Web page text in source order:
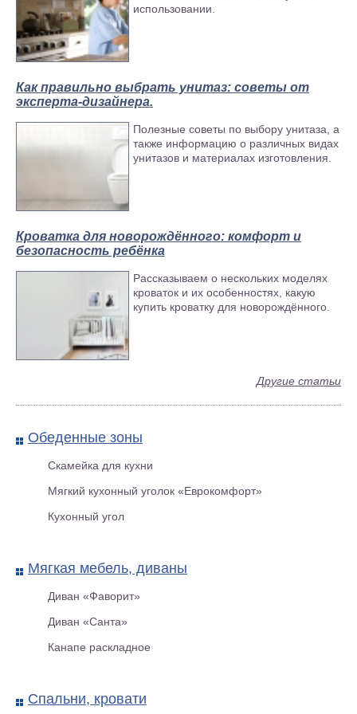
«Орфей» диван c пружинным
использовании.
Как правильно выбрать унитаз: советы от
эксперта-дизайнера.
Полезные советы по выбору унитаза, а
также информацию о различных видах
унитазов и материалах изготовления.
Кроватка для новорождённого: комфорт и
безопасность ребёнка
Рассказываем о нескольких моделях
кроваток и их особенностях, какую
купить кроватку для новорождённого.
Другие статьи
Обеденные зоны
Скамейка для кухни
Мягкий кухонный уголок «Еврокомфорт»
Кухонный угол
Мягкая мебель, диваны
Диван «Фаворит»
Диван «Санта»
Канапе раскладное
Спальни, кровати